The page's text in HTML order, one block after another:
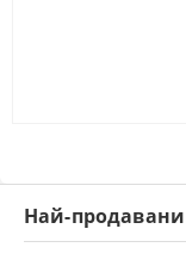
Най-продавани